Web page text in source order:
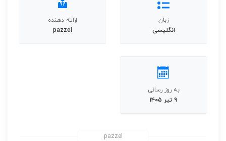
زبان
انگلیسی
ارائه دهنده
pazzel
به روز رسانی
۹ تیر ۱۴۰۵
pazzel